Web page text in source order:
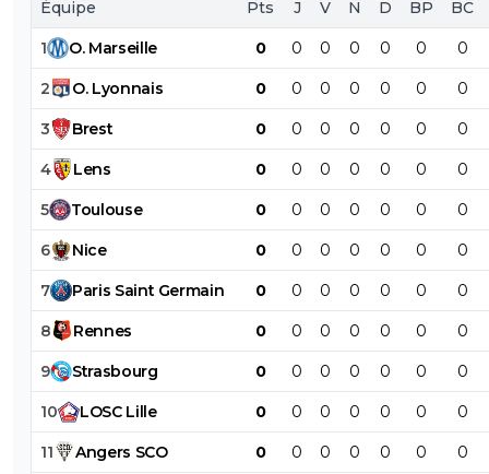
Équipe Pts J V N D BP BC
1 O. Marseille 0 0 0 0 0 0 0
2 O. Lyonnais 0 0 0 0 0 0 0
3 Brest 0 0 0 0 0 0 0
4 Lens 0 0 0 0 0 0 0
5 Toulouse 0 0 0 0 0 0 0
6 Nice 0 0 0 0 0 0 0
7 Paris Saint Germain 0 0 0 0 0 0 0
8 Rennes 0 0 0 0 0 0 0
9 Strasbourg 0 0 0 0 0 0 0
10 LOSC Lille 0 0 0 0 0 0 0
11 Angers SCO 0 0 0 0 0 0 0